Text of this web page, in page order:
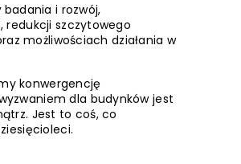
i rozwój,
szczytowego
możliwościach działania w
konwergencję
dla budynków jest
Jest to coś, co